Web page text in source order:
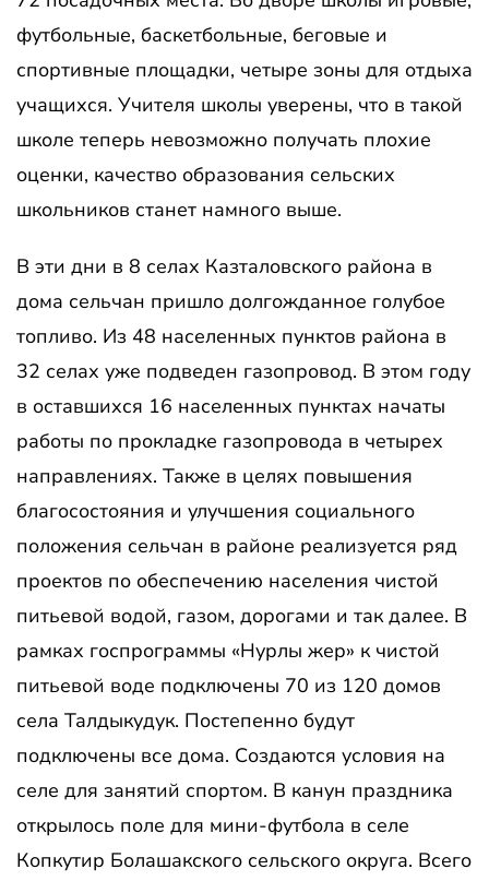
футбольные, баскетбольные, беговые и
спортивные площадки, четыре зоны для отдыха
учащихся. Учителя школы уверены, что в такой
школе теперь невозможно получать плохие
оценки, качество образования сельских
школьников станет намного выше.
В эти дни в 8 селах Казталовского района в
дома сельчан пришло долгожданное голубое
топливо. Из 48 населенных пунктов района в
32 селах уже подведен газопровод. В этом году
в оставшихся 16 населенных пунктах начаты
работы по прокладке газопровода в четырех
направлениях. Также в целях повышения
благосостояния и улучшения социального
положения сельчан в районе реализуется ряд
проектов по обеспечению населения чистой
питьевой водой, газом, дорогами и так далее. В
рамках госпрограммы «Нурлы жер» к чистой
питьевой воде подключены 70 из 120 домов
села Талдыкудук. Постепенно будут
подключены все дома. Создаются условия на
селе для занятий спортом. В канун праздника
открылось поле для мини-футбола в селе
Копкутир Болашакского сельского округа. Всего